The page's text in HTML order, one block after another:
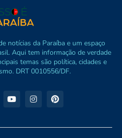
notícias da Paraíba e um espaço
Aqui tem informação de verdade
temas são política, cidades e
DRT 0010556/DF.